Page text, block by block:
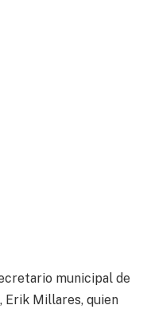
municipal de
Erik Millares, quien